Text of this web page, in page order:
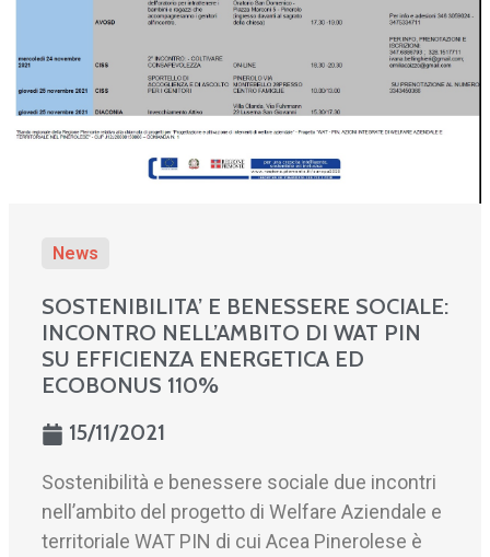
News
SOSTENIBILITA’ E BENESSERE SOCIALE:
INCONTRO NELL’AMBITO DI WAT PIN
SU EFFICIENZA ENERGETICA ED
ECOBONUS 110%
15/11/2021
Sostenibilità e benessere sociale due incontri
nell’ambito del progetto di Welfare Aziendale e
territoriale WAT PIN di cui Acea Pinerolese è